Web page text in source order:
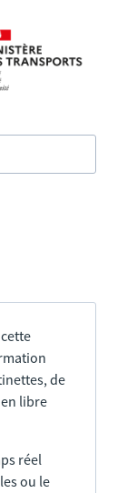
de
libre
réel
ou le